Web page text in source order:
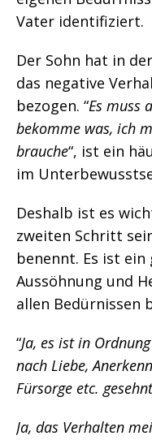
Vater identifiziert.
Der Sohn hat in
das negative
bezogen. “Es muss
bekomme was, ich
brauche“, ist ein
im
Deshalb ist es
zweiten Schritt
benennt. Es ist
Aussöhnung und
allen Bedürnissen
“Ja, es ist in
nach Liebe,
Fürsorge etc.
Ja, das Verhalten